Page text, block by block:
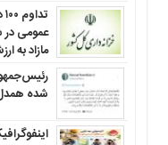
مازاد به ارزش ۹۰ هزار
شده